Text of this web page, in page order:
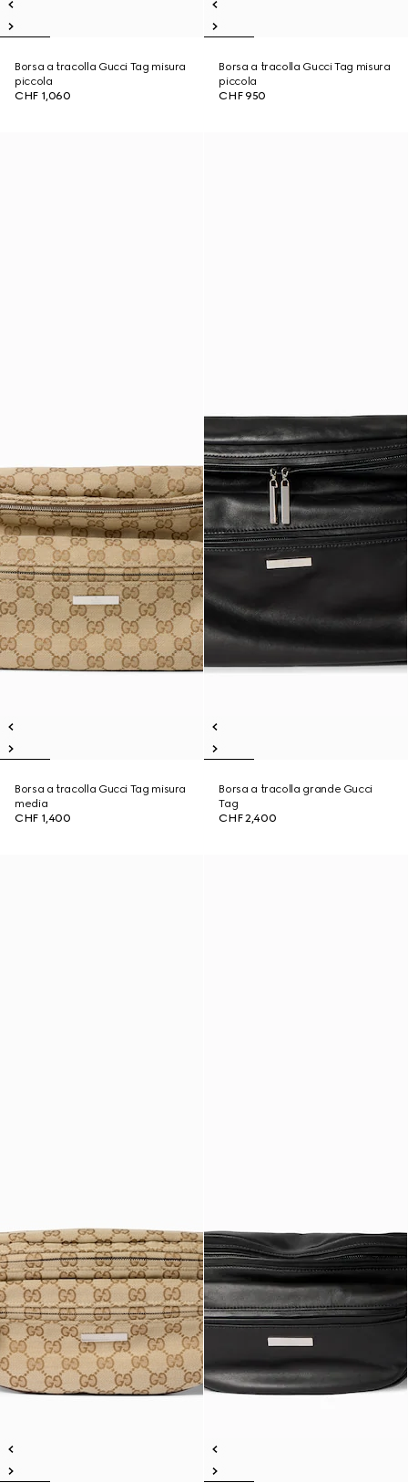
Borsa a tracolla Gucci Tag misura
piccola
CHF 1,060
Borsa a tracolla Gucci Tag misura
piccola
CHF 950
Borsa a tracolla Gucci Tag misura
media
CHF 1,400
Borsa a tracolla grande Gucci
Tag
CHF 2,400